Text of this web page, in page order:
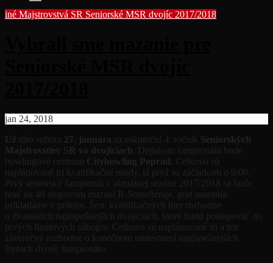
iné Majstrovstvá SR Seniorské MSR dvojíc 2017/2018
jan 24, 2018
Už túto sobotu 27. januára sa uskutoční 4. ročník
Seniorských
Majstrovstiev SR vo dvojiciach
. Dejiskom šampionátu bude
bowlingové centrum Citybowling Poprad
. Celkovo sú
naplánované tri kvalifikačné rundy, tá prvá so začiatkom o 9:00.
Prvý seniorský šampionát v aktuálnej sezóne 2017/2018 sa bude
hrať na 40 stopovom mazaní R-Stonehenge, graf mazania
prikladáme v prílohe. Šesť kvalifikačných hier rozhodne
o dvanástich najúspešnejších dvojiciach, ktoré budú postupovať do
prvých finálových súbojov. Celkovo sú naplánované tri a ten
záverečný rozhodne o konečnom umiestnení najúspešnejších
štyroch dvojíc šampionátu.